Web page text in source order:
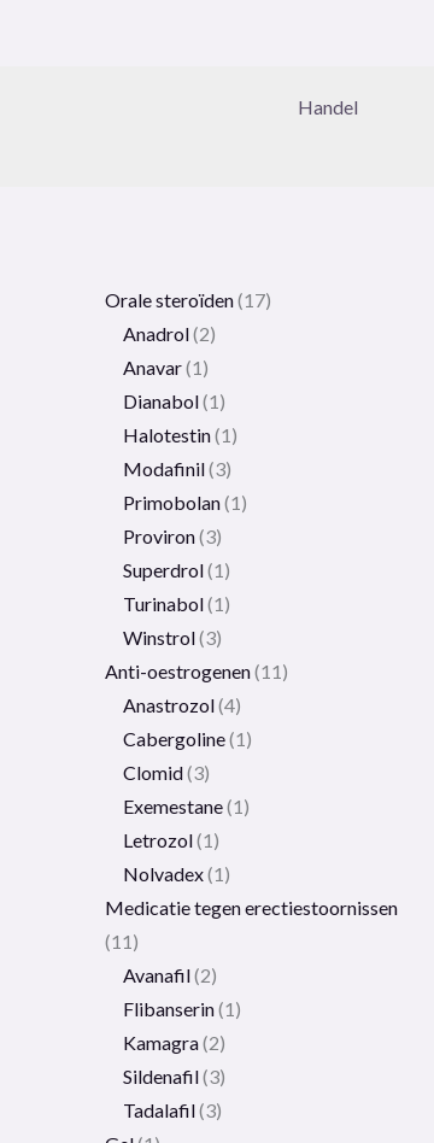
Handel
Orale steroïden 17
Anadrol 2
Anavar 1
Dianabol 1
Halotestin 1
Modafinil 3
Primobolan 1
Proviron 3
Superdrol 1
Turinabol 1
Winstrol 3
Anti-oestrogenen 11
Anastrozol 4
Cabergoline 1
Clomid 3
Exemestane 1
Letrozol 1
Nolvadex 1
Medicatie tegen erectiestoornissen
11
Avanafil 2
Flibanserin 1
Kamagra 2
Sildenafil 3
Tadalafil 3